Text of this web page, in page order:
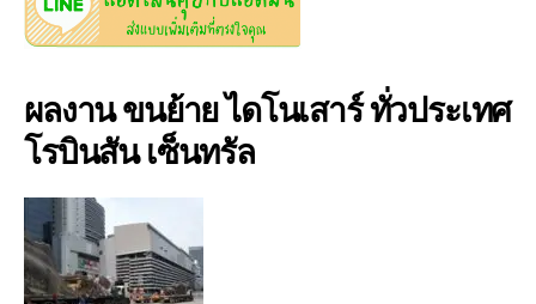
ผลงาน ขนย้าย ไดโนเสาร์ ทั่วประเทศ
โรบินสัน เซ็นทรัล